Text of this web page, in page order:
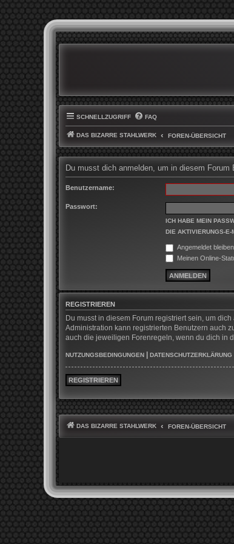
SCHNELLZUGRIFF FAQ
DAS BIZARRE STAHLWERK FOREN-ÜBERSICHT
Du musst dich anmelden, um in diesem Forum
Benutzername:
Passwort:
ICH HABE MEIN
DIE AKTIVIERUNGS-E-
Angemeldet bleiben
Meinen Online-
REGISTRIEREN
Du musst in diesem Forum registriert sein, um
Administration kann registrierten Benutzern auch
auch die jeweiligen Forenregeln, wenn du dich in
NUTZUNGSBEDINGUNGEN DATENSCHUTZERKLÄRUNG
REGISTRIEREN
DAS BIZARRE STAHLWERK FOREN-ÜBERSICHT